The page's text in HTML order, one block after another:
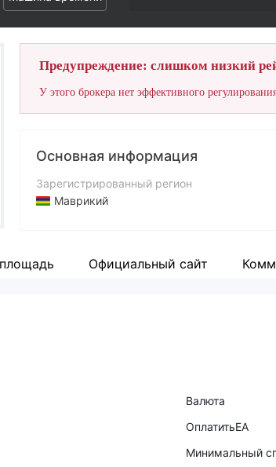
Предупреждение: слишком низкий
У этого брокера нет эффективного
Основная информация
Зарегистрированный регион
Маврикий
Компания Официальный сайт
Валюта
ОплатитьEA
Минимальный